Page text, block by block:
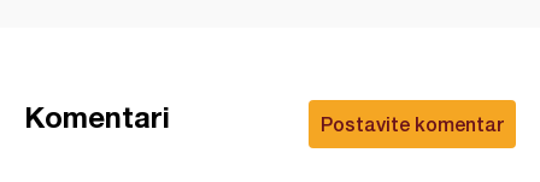
Postavite komentar
Komentari